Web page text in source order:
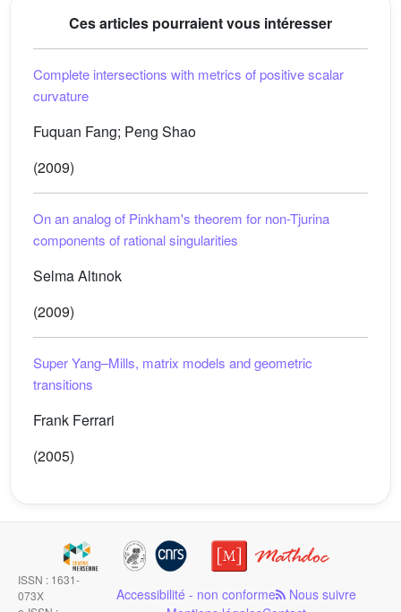
Ces articles pourraient vous intéresser
Complete intersections with metrics of positive scalar
curvature
Fuquan Fang; Peng Shao
(2009)
On an analog of Pinkham's theorem for non-Tjurina
components of rational singularities
Selma Altınok
(2009)
Super Yang–Mills, matrix models and geometric
transitions
Frank Ferrari
(2005)
ISSN : 1631-
073X
Accessibilité - non conforme Nous suivre